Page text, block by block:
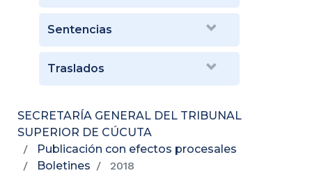
Sentencias
Traslados
SECRETARÍA GENERAL DEL TRIBUNAL
SUPERIOR DE CÚCUTA
Publicación con efectos procesales
Boletines
2018